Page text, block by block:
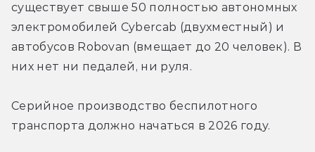
существует свыше 50 полностью автономных
электромобилей Cybercab (двухместный) и
автобусов Robovan (вмещает до 20 человек). В
них нет ни педалей, ни руля.
Серийное производство беспилотного
транспорта должно начаться в 2026 году.